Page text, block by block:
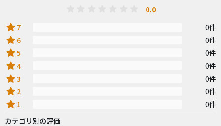
0.0
star 7 0件
star 6 0件
star5 0件
star4 0件
star3 0件
star 2 0件
star 1
0件
カテゴリ別の評価